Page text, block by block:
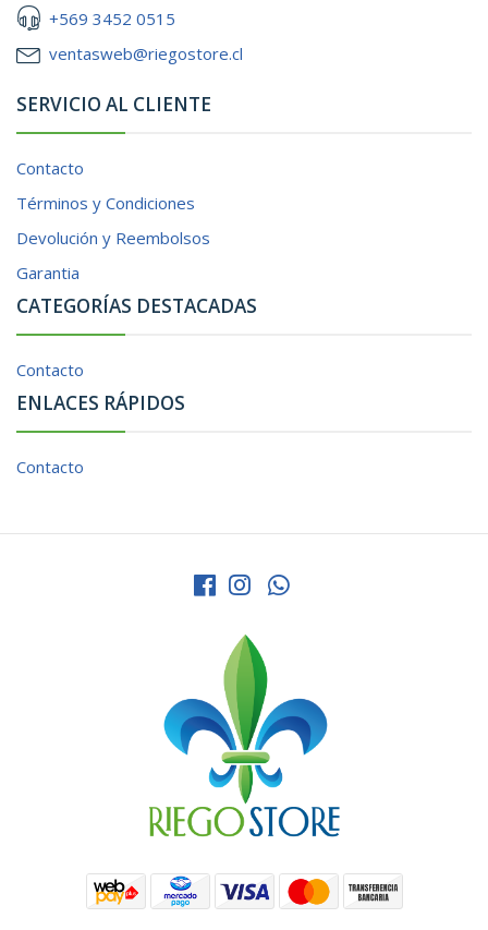
+569 3452 0515
ventasweb@riegostore.cl
SERVICIO AL CLIENTE
Contacto
Términos y Condiciones
Devolución y Reembolsos
Garantia
CATEGORÍAS DESTACADAS
Contacto
ENLACES RÁPIDOS
Contacto